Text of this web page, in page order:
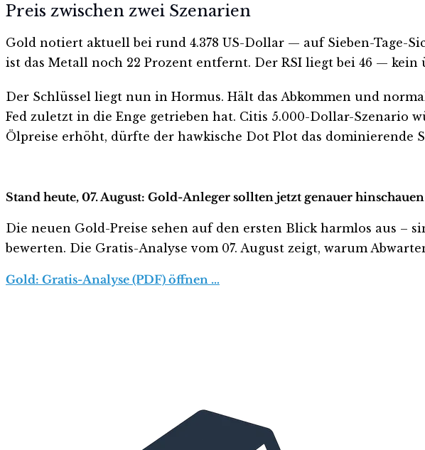
Preis zwischen zwei Szenarien
Gold notiert aktuell bei rund 4.378 US-Dollar — auf Sieben-Tage-
ist das Metall noch 22 Prozent entfernt. Der RSI liegt bei 46 —
Der Schlüssel liegt nun in Hormus. Hält das Abkommen und
Fed zuletzt in die Enge getrieben hat. Citis 5.000-Dollar-Szenario
Ölpreise erhöht, dürfte der hawkische Dot Plot das
Stand heute, 07. August: Gold-Anleger sollten jetzt genauer hinschauen
Die neuen Gold-Preise sehen auf den ersten Blick harmlos aus –
bewerten. Die Gratis-Analyse vom 07. August zeigt, warum
Gold: Gratis-Analyse (PDF) öffnen …